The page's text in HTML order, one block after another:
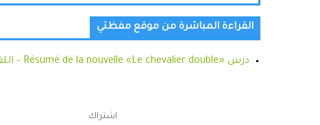
القراءة المباشرة من موقع مفظتي
درس «Résumé de la nouvelle «Le chevalier double – اللغة الفرنسية – جذع مشترك
اشتراك